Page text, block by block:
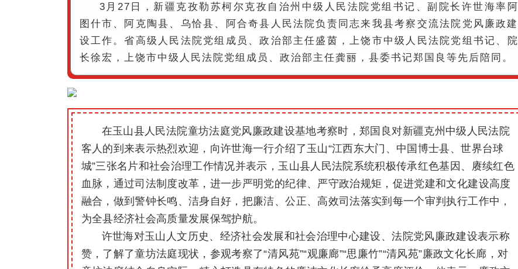
3月27日，新疆克孜勒苏柯尔克孜自治州中级人民法院党组书记、副院长许世海率阿
图什市、阿克陶县、乌恰县、阿合奇县人民法院负责同志来我县考察交流法院党风廉政建
设工作。省高级人民法院党组成员、政治部主任盛茵，上饶市中级人民法院党组书记、院
长徐宏，上饶市中级人民法院党组成员、政治部主任龚丽，县委书记郑国良等先后陪同。
在玉山县人民法院童坊法庭党风廉政建设基地考察时，郑国良对新疆克州中级人民法院
客人的到来表示热烈欢迎，向许世海一行介绍了玉山“江西东大门、中国博士县、世界台球
城”三张名片和社会治理工作情况并表示，玉山县人民法院系统积极传承红色基因、赓续红色
血脉，通过司法制度改革，进一步严明党的纪律、严守政治规矩，促进党建和文化建设高度
融合，做到警钟长鸣、洁身自好，把廉洁、公正、高效司法落实到每一个审判执行工作中，
为全县经济社会高质量发展保驾护航。
许世海对玉山人文历史、经济社会发展和社会治理中心建设、法院党风廉政建设表示称
赞，了解了童坊法庭现状，参观考察了“清风苑”“观廉廊”“思廉竹”“清风苑”廉政文化长廊，对